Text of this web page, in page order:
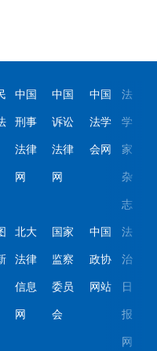
中国
刑事
法律
网
中国
诉讼
法律
网
中国
法学
会网
法
学
家
杂
志
北大
法律
信息
网
国家
监察
委员
会
中国
政协
网站
法
治
日
报
网